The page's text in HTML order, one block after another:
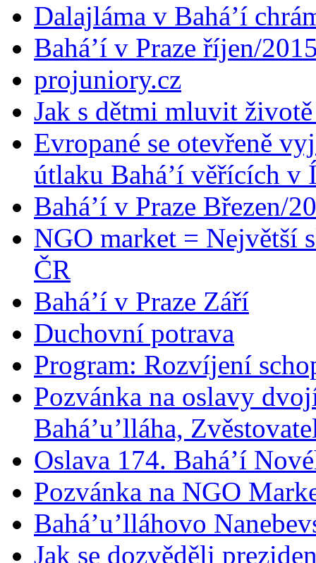
Dalajláma v Bahá’í
Bahá’í v Praze říjen/
projuniory.cz
Jak s dětmi mluvit
Evropané se otevřeně
útlaku Bahá’í věřících v
Bahá’í v Praze Březen/
NGO market = Největší
ČR
Bahá’í v Praze Září
Duchovní potrava
Program: Rozvíjení
Pozvánka na oslavy
Bahá’u’lláha,
Oslava 174. Bahá’í
Pozvánka na NGO
Bahá’u’lláhovo
Jak se dozvěděli